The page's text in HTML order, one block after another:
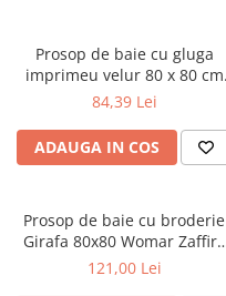
Prosop de baie cu gluga
imprimeu velur 80 x 80 cm
Womar Zaffiro AN-OW-01
84,39 Lei
ADAUGA IN COS
Prosop de baie cu broderie
Girafa 80x80 Womar Zaffiro
AN-ZG-80
121,00 Lei